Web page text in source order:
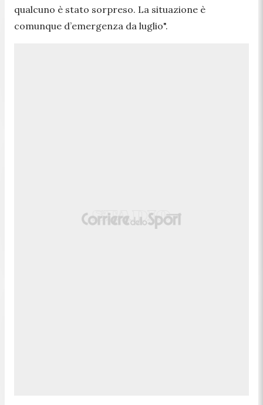
qualcuno è stato sorpreso. La situazione è
comunque d’emergenza da luglio".